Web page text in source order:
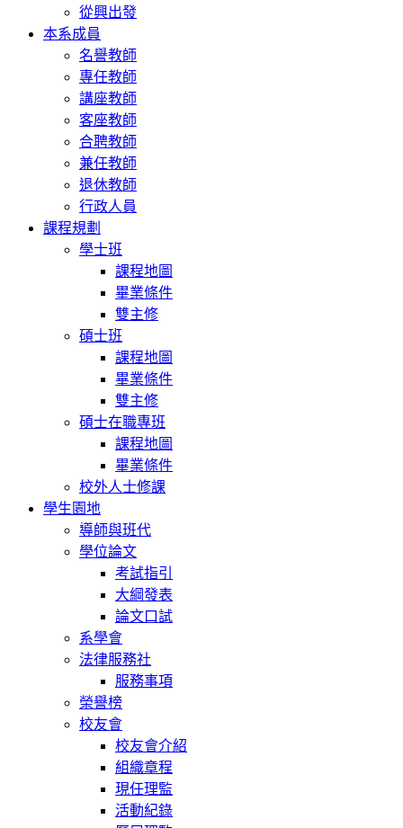
從興出發
本系成員
名譽教師
專任教師
講座教師
客座教師
合聘教師
兼任教師
退休教師
行政人員
課程規劃
學士班
課程地圖
畢業條件
雙主修
碩士班
課程地圖
畢業條件
雙主修
碩士在職專班
課程地圖
畢業條件
校外人士修課
學生園地
導師與班代
學位論文
考試指引
大綱發表
論文口試
系學會
法律服務社
服務事項
榮譽榜
校友會
校友會介紹
組織章程
現任理監
活動紀錄